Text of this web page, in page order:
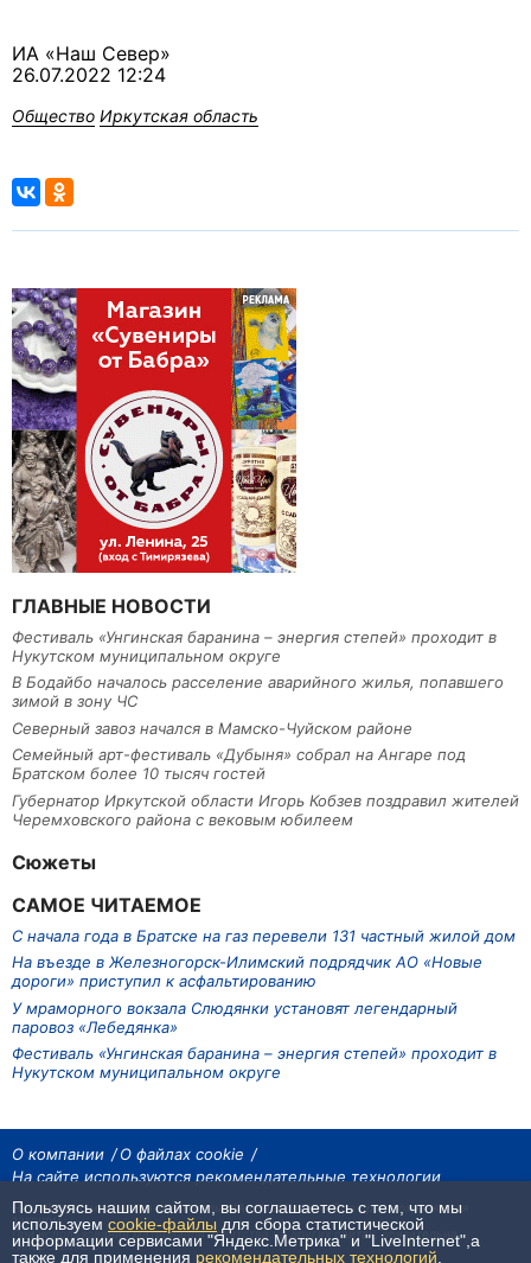
ИА «Наш Север»
26.07.2022 12:24
Общество Иркутская область
ГЛАВНЫЕ НОВОСТИ
Фестиваль «Унгинская баранина – энергия степей» проходит в
Нукутском муниципальном округе
В Бодайбо началось расселение аварийного жилья, попавшего
зимой в зону ЧС
Северный завоз начался в Мамско-Чуйском районе
Семейный арт-фестиваль «Дубыня» собрал на Ангаре под
Братском более 10 тысяч гостей
Губернатор Иркутской области Игорь Кобзев поздравил жителей
Черемховского района с вековым юбилеем
Сюжеты
САМОЕ ЧИТАЕМОЕ
С начала года в Братске на газ перевели 131 частный жилой дом
На въезде в Железногорск-Илимский подрядчик АО «Новые
дороги» приступил к асфальтированию
У мраморного вокзала Слюдянки установят легендарный
паровоз «Лебедянка»
Фестиваль «Унгинская баранина – энергия степей» проходит в
Нукутском муниципальном округе
О компании
О файлах cookie
На сайте используются рекомендательные технологии
На сайте размещаются материалы ИА «Наш Север». Все права охраняются
законом.
При использовании материалов агентства на других сайтах, обязательна
гиперссылка.
Пользуясь нашим сайтом, вы соглашаетесь с тем, что мы
используем cookie-файлы для сбора статистической
информации сервисами "Яндекс.Метрика" и "LiveInternet",а
также для применения рекомендательных технологий